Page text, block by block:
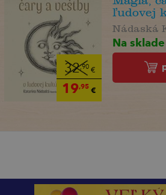
32,90€
19,95€
ľudovej
Nádaská
Na sklade